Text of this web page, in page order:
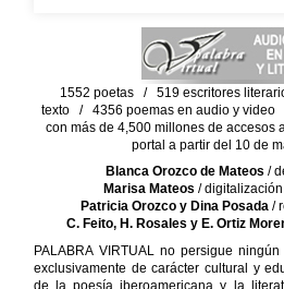
1552 poetas / 519 escritores
texto / 4356 poemas en audio y video
con más de 4,500 millones de accesos
portal a partir del 10 de
Blanca Orozco de Mateos /
Marisa Mateos /
Patricia Orozco y Dina Posada/
C. Feito, H. Rosales y E. Ortiz
PALABRA VIRTUAL no persigue
exclusivamente de carácter cultural y
de la poesía iberoamericana y la